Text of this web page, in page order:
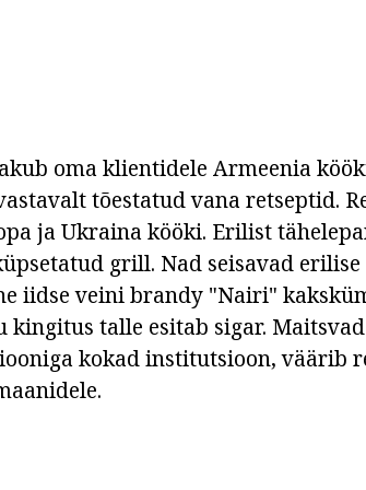
oma klientidele Armeenia
tõestatud vana retseptid.
ja Ukraina kööki. Erilist
grill. Nad seisavad erilise
iidse veini brandy "Nairi"
kingitus talle esitab sigar.
kokad institutsioon, väärib